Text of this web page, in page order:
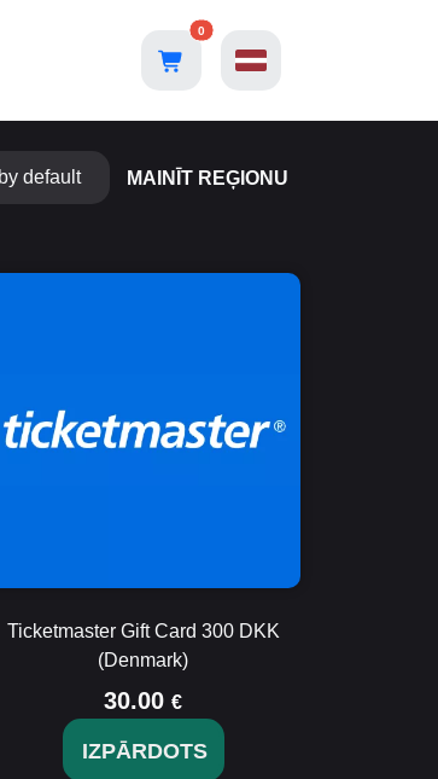
0
MAINĪT REĢIONU
Ticketmaster Gift Card 300 DKK
(Denmark)
30.00 €
IZPĀRDOTS